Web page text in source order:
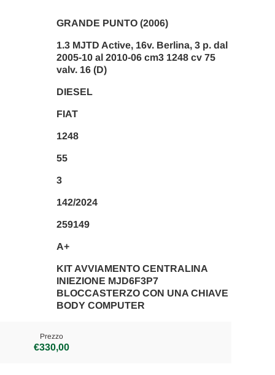
GRANDE PUNTO (2006)
1.3 MJTD Active, 16v. Berlina, 3 p. dal
2005-10 al 2010-06 cm3 1248 cv 75
valv. 16 (D)
1248
DIESEL
FIAT
55
3
142/2024
A+
259149
KIT AVVIAMENTO CENTRALINA
INIEZIONE MJD6F3P7
BLOCCASTERZO CON UNA CHIAVE
BODY COMPUTER
Prezzo
€330,00